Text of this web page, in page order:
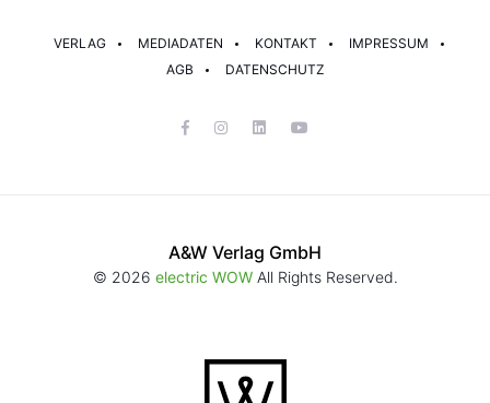
VERLAG MEDIADATEN KONTAKT
IMPRESSUM
AGB
DATENSCHUTZ
A&W Verlag GmbH
© 2026 electric WOWAll Rights Reserved.